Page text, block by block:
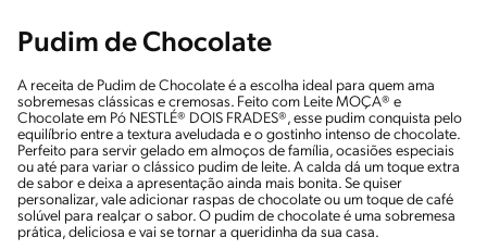
Pudim de Chocolate
A receita de Pudim de Chocolate é a escolha ideal para quem ama
sobremesas clássicas e cremosas. Feito com Leite MOÇA® e
Chocolate em Pó NESTLÉ® DOIS FRADES®, esse pudim conquista pelo
equilíbrio entre a textura aveludada e o gostinho intenso de chocolate.
Perfeito para servir gelado em almoços de família, ocasiões especiais
ou até para variar o clássico pudim de leite. A calda dá um toque extra
de sabor e deixa a apresentação ainda mais bonita. Se quiser
personalizar, vale adicionar raspas de chocolate ou um toque de café
solúvel para realçar o sabor. O pudim de chocolate é uma sobremesa
prática, deliciosa e vai se tornar a queridinha da sua casa.